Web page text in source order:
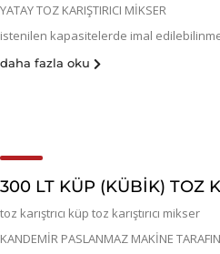
YATAY TOZ KARIŞTIRICI MİKSER
istenilen kapasitelerde imal
daha fazla oku
300 LT KÜP (KÜBIK) TOZ
toz karıştrıcı küp toz karıştırıcı mikser
KANDEMİR PASLANMAZ MAKİNE